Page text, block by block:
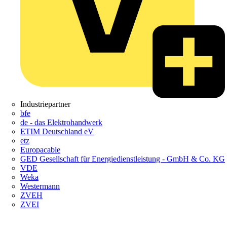
Industriepartner
bfe
de - das Elektrohandwerk
ETIM Deutschland eV
etz
Europacable
GED Gesellschaft für Energiedienstleistung - GmbH & Co. KG
VDE
Weka
Westermann
ZVEH
ZVEI